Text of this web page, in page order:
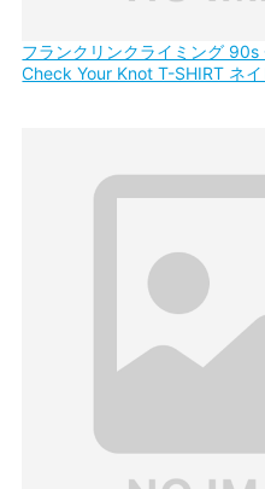
フランクリンクライミング
Check Your Knot T-SHIRT ネイ